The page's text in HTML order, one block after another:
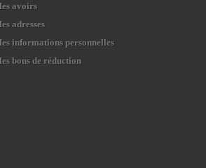
avoirs
adresses
informations personnelles
bons de réduction